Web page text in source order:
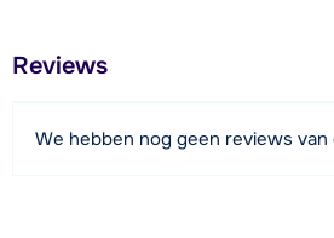
Afstand tot restaurant of bar
350 meter
180 meter
Reviews
We hebben nog geen reviews van